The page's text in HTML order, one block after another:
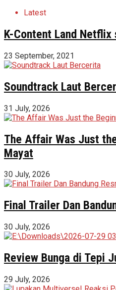
Latest
K-Content Land
23 September, 2021
Soundtrack Laut
31 July, 2026
The Affair Was Just
Mayat
30 July, 2026
Final Trailer Dan
30 July, 2026
Review Bunga di Tepi
29 July, 2026